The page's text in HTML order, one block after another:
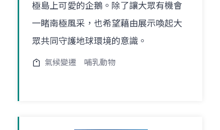
極島上可愛的企鵝。除了讓大眾有機會
一睹南極風采，也希望藉由展示喚起大
眾共同守護地球環境的意識。
氣候變遷 哺乳動物